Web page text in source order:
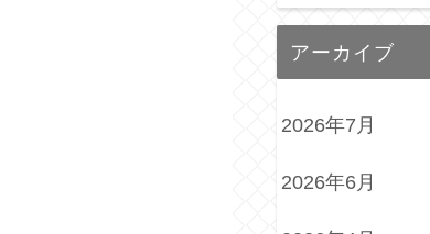
アーカイブ
2026年7月
2026年6月